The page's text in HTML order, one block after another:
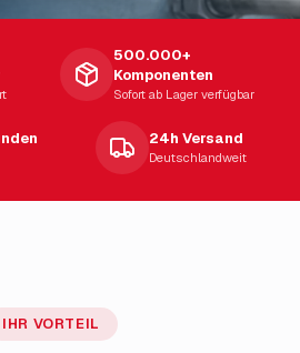
500.000+
Komponenten
Sofort ab Lager verfügbar
24h Versand
Deutschlandweit
IHR VORTEIL